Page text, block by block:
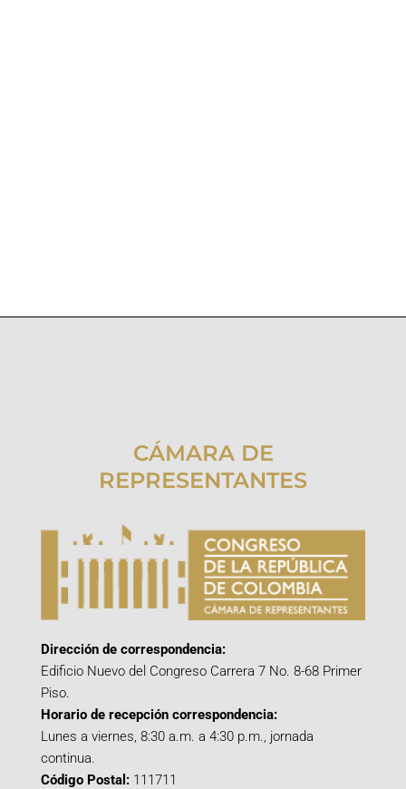
CÁMARA DE
REPRESENTANTES
Dirección de correspondencia:
Edificio Nuevo del Congreso Carrera 7 No. 8-68 Primer
Piso.
Horario de recepción correspondencia:
Lunes a viernes, 8:30 a.m. a 4:30 p.m., jornada
continua.
Código Postal: 111711